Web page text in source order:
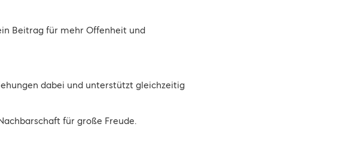
Beitrag für mehr Offenheit und
dabei und unterstützt gleichzeitig
für große Freude.